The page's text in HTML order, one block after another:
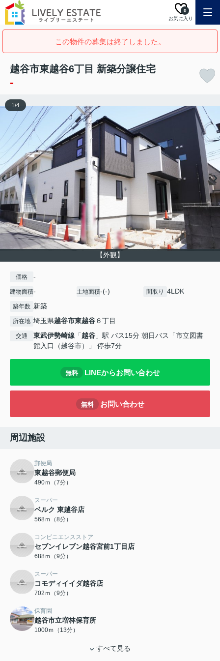
お気に入り
0
この物件の募集は終了しました。
越谷市東越谷6丁目 新築分譲住宅
-
【外観】
1/4
価格 -
建物面積- 土地面積-(-) 間取り 4LDK
築年数 新築
所在地 埼玉県越谷市東越谷６丁目
交通 東武伊勢崎線 「越谷 」駅 バス15分 朝日バス「市立図書
館入口（越谷市）」 停歩7分
無料 LINEからお問い合わせ
無料 お問い合わせ
周辺施設
郵便局
東越谷郵便局
490ｍ（7分）
スーパー
ベルク 東越谷店
568ｍ（8分）
コンビニエンスストア
セブンイレブン越谷宮前1丁目店
688ｍ（9分）
スーパー
コモディイイダ越谷店
702ｍ（9分）
保育園
越谷市立増林保育所
1000ｍ（13分）
すべて見る